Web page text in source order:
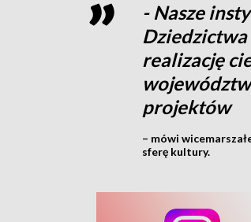
- Nasze
realizację
projektów
– mówi
sferę kultury.